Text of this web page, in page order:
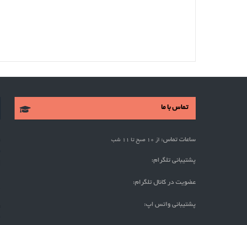
تماس با ما
ساعات تماس: از 10 صبح تا 11 شب
پشتیبانی تلگرام:
عضویت در کانال تلگرام:
پشتیبانی واتس اپ: